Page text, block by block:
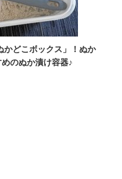
かどこボックス」！ぬか
のぬか漬け容器♪